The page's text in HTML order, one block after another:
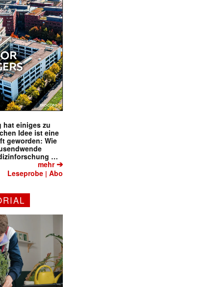
hat einiges zu
Idee ist eine
geworden: Wie
…
mehr➔
Leseprobe |Abo